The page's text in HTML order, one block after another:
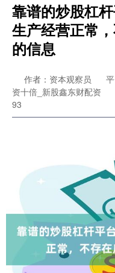
靠谱的炒股杠
生产经营正常
的信息
作者：资本观察员
资十倍_新股鑫东财配资
93